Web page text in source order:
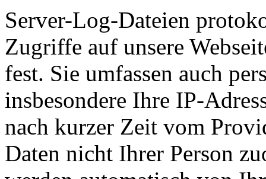
Server-Log-Dateien
Zugriffe auf unsere
fest. Sie umfassen auch
insbesondere Ihre IP-
nach kurzer Zeit vom
Daten nicht Ihrer Person